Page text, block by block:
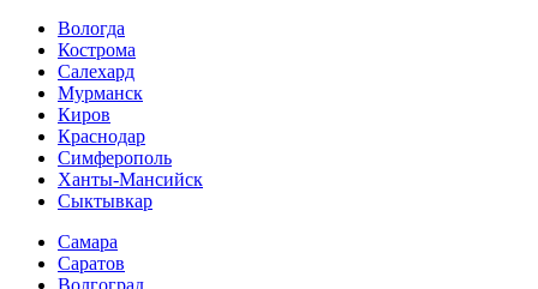
Вологда
Кострома
Салехард
Мурманск
Киров
Краснодар
Симферополь
Ханты-Мансийск
Сыктывкар
Самара
Саратов